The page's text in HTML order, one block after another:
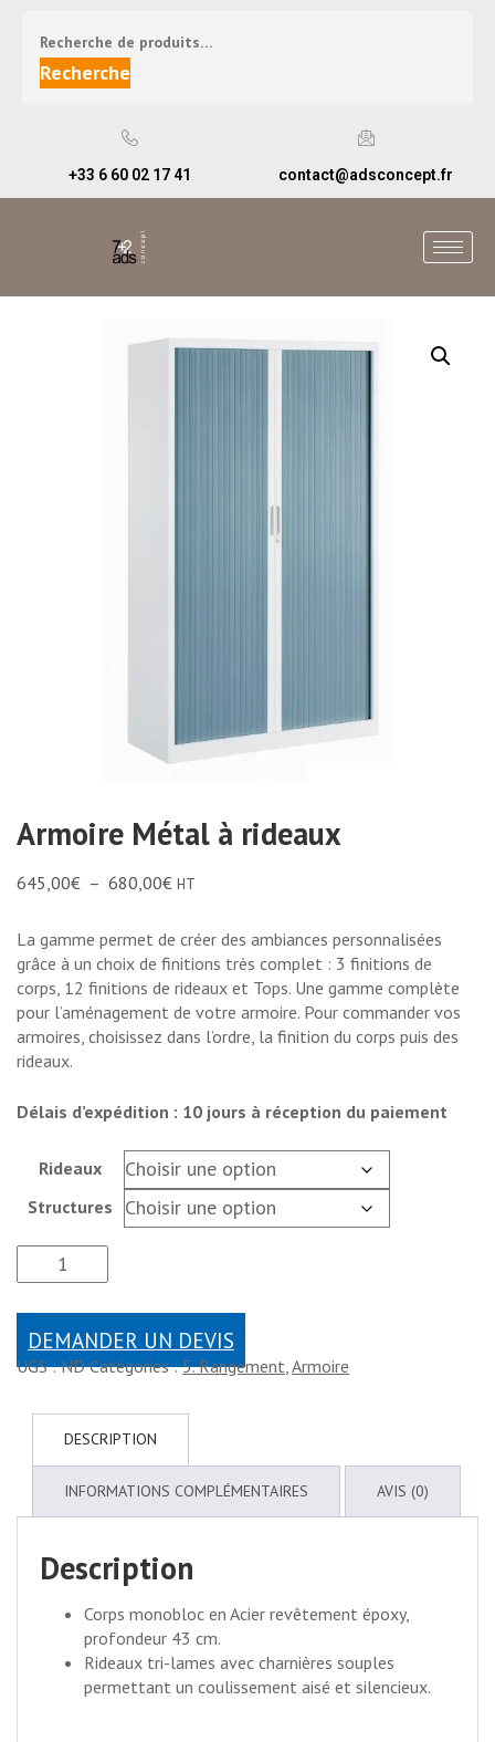
Recherche
+33 6 60 02 17 41 contact@adsconcept.fr
Armoire Métal à rideaux
645,00€ – 680,00€ HT
La gamme permet de créer des ambiances personnalisées
grâce à un choix de finitions très complet : 3 finitions de
corps, 12 finitions de rideaux et Tops. Une gamme complète
pour l’aménagement de votre armoire. Pour commander vos
armoires, choisissez dans l’ordre, la finition du corps puis des
rideaux.
Délais d’expédition : 10 jours à réception du paiement
Rideaux
Structures
DEMANDER UN DEVIS
UGS :ND Catégories :5. Rangement Armoire
DESCRIPTION
INFORMATIONS COMPLÉMENTAIRES AVIS (0)
Description
Corps monobloc en Acier revêtement époxy,
profondeur 43 cm.
Rideaux tri-lames avec charnières souples
permettant un coulissement aisé et silencieux.